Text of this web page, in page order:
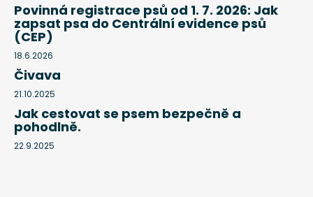
Povinná registrace psů od 1. 7. 2026: Jak
zapsat psa do Centrální evidence psů
(CEP)
18.6.2026
Čivava
21.10.2025
Jak cestovat se psem bezpečně a
pohodlně.
22.9.2025